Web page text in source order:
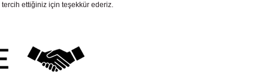
ettiğiniz için teşekkür ederiz.